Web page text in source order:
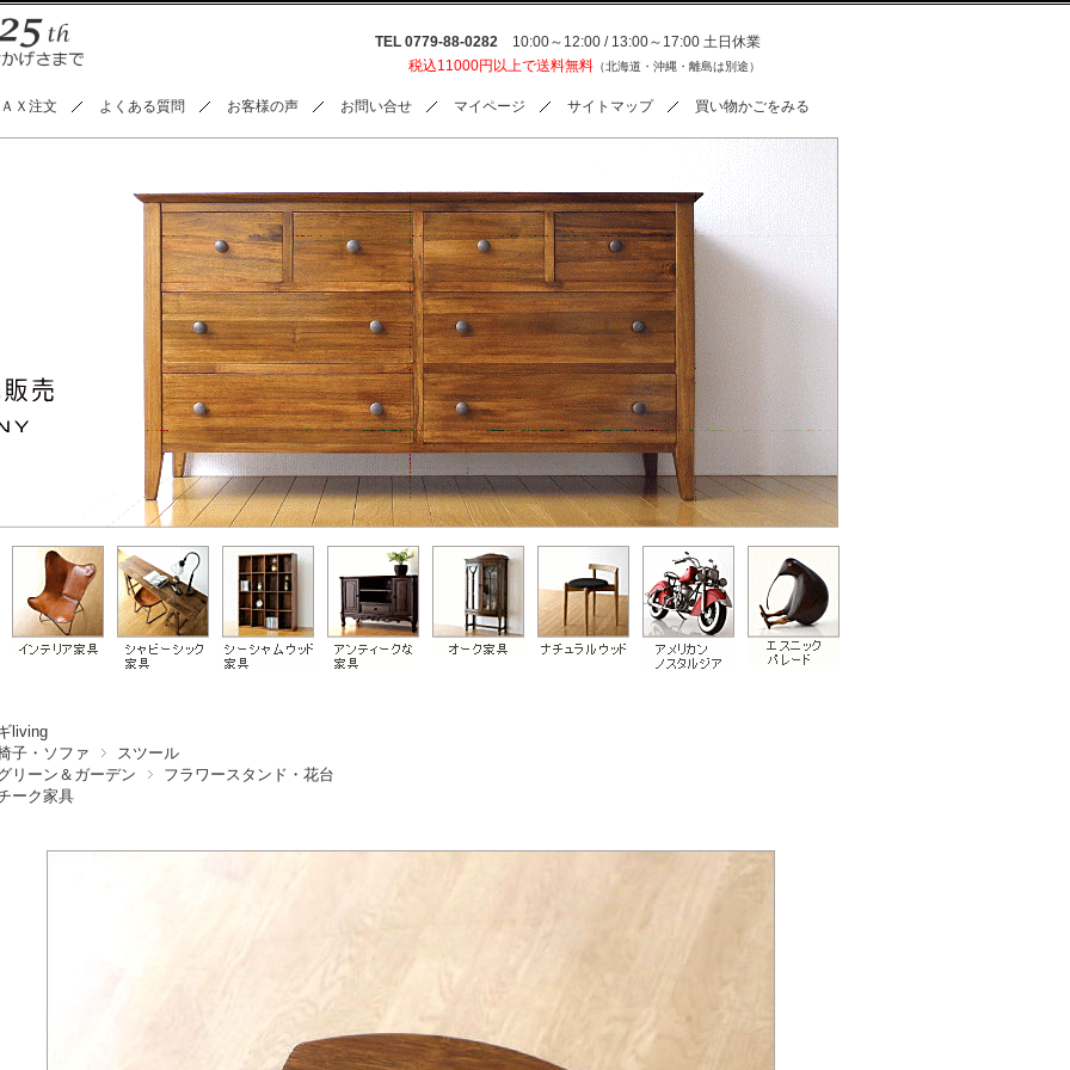
TEL 0779-88-0282 10:00～12:00 / 13:00～17:00 土日休業
税込11000円以上で送料無料 （北海道・沖縄・離島は別途）
Ｘ注文 よくある質問 お客様の声 お問い合せ マイページ サイトマップ 買い物かごをみる
living
子・ソファ
スツール
リーン＆ガーデン
フラワースタンド・花台
ーク家具